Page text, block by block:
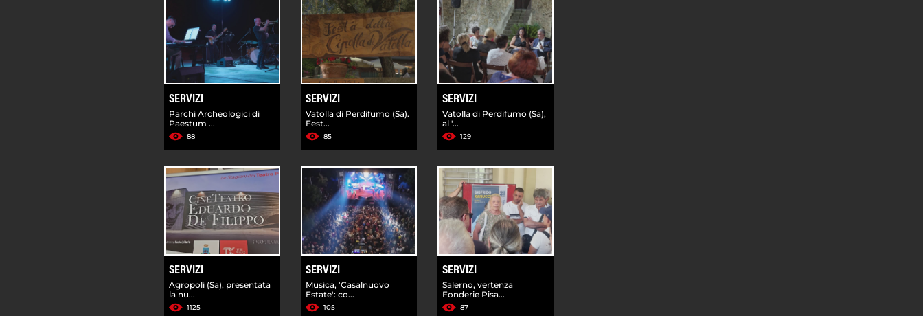
SERVIZI
Parchi Archeologici di
Paestum ...
88
SERVIZI
Vatolla di Perdifumo (Sa).
Fest...
85
SERVIZI
Vatolla di Perdifumo (Sa),
al '...
129
SERVIZI
Agropoli (Sa), presentata
la nu...
1125
SERVIZI
Musica, 'Casalnuovo
Estate': co...
105
SERVIZI
Salerno, vertenza
Fonderie Pisa...
87